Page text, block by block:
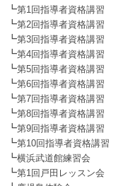
┗第1回指導者資格講習
┗第2回指導者資格講習
┗第3回指導者資格講習
┗第4回指導者資格講習
┗第5回指導者資格講習
┗第6回指導者資格講習
┗第7回指導者資格講習
┗第8回指導者資格講習
┗第9回指導者資格講習
┗第10回指導者資格講習
┗横浜武道館練習会
┗第1回戸田レッスン会